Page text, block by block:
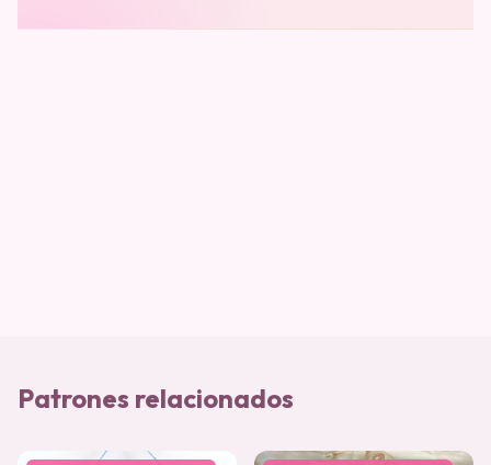
Patrones relacionados